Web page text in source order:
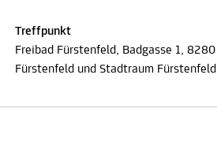
Treffpunkt
Freibad Fürstenfeld, Badgasse 1, 8280
Fürstenfeld und Stadtraum Fürstenfeld